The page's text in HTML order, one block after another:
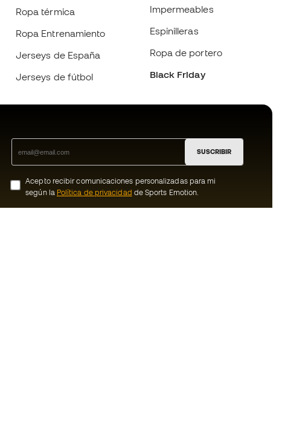
Ropa térmica
Ropa Entrenamiento
Jerseys de España
Jerseys de fútbol
Impermeables
Espinilleras
Ropa de portero
Black Friday
SUSCRIBIR
Acepto recibir comunicaciones personalizadas para mi
según la Política de privacidad de Sports Emotion.